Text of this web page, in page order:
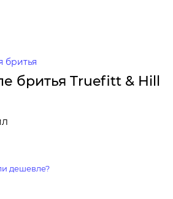
бритья
бритья Truefitt & Hill
дешевле?